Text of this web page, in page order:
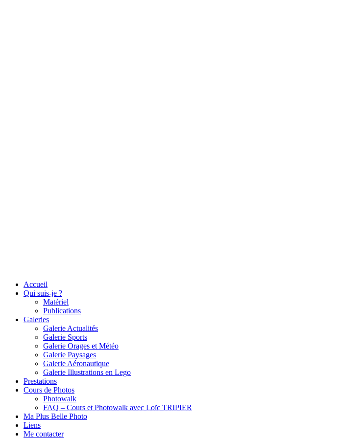
Accueil
Qui suis-je ?
Matériel
Publications
Galeries
Galerie Actualités
Galerie Sports
Galerie Orages et Météo
Galerie Paysages
Galerie Aéronautique
Galerie Illustrations en Lego
Prestations
Cours de Photos
Photowalk
FAQ – Cours et Photowalk avec Loïc TRIPIER
Ma Plus Belle Photo
Liens
Me contacter